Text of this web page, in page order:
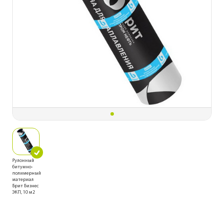
Рулонный
битумно-
полимерный
материал
Брит Бизнес
ЭКП, 10 м2